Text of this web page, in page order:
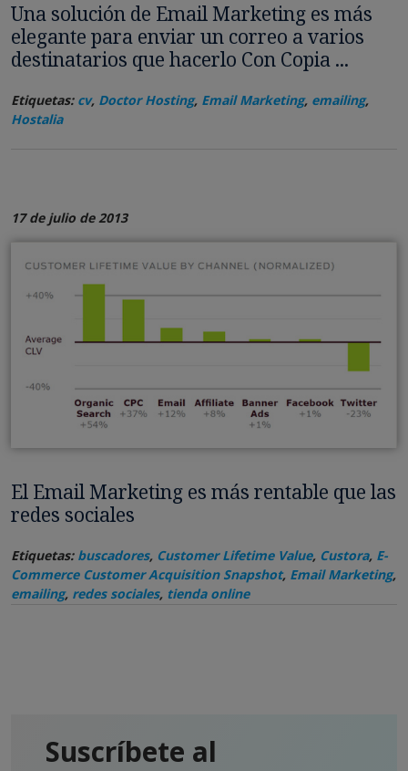
Una solución de Email Marketing es más
elegante para enviar un correo a varios
destinatarios que hacerlo Con Copia ...
Etiquetas: cv, Doctor Hosting, Email Marketing, emailing,
Hostalia
17 de julio de 2013
El Email Marketing es más rentable que las
redes sociales
Etiquetas: buscadores, Customer Lifetime Value, Custora, E-
Commerce Customer Acquisition Snapshot, Email Marketing,
emailing, redes sociales, tienda online
Suscríbete al